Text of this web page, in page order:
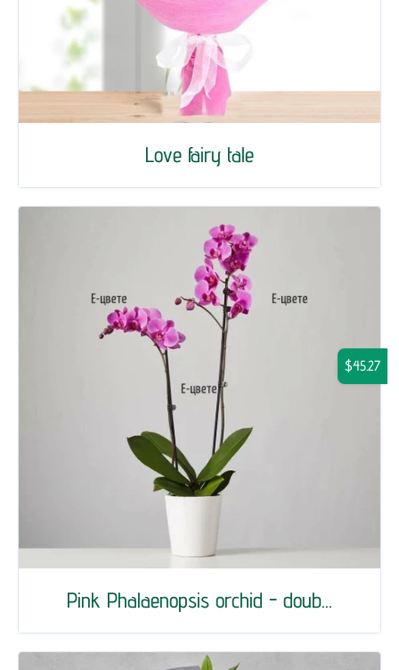
Love fairy tale
Pink Phalaenopsis orchid - doub...
$45.27